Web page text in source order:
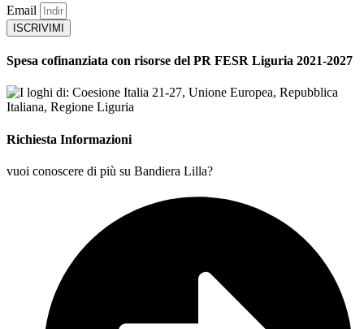
Email
ISCRIVIMI
Spesa cofinanziata con risorse del PR FESR Liguria 2021-2027
Richiesta Informazioni
vuoi conoscere di più su Bandiera Lilla?